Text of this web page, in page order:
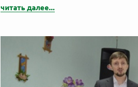
читать далее...